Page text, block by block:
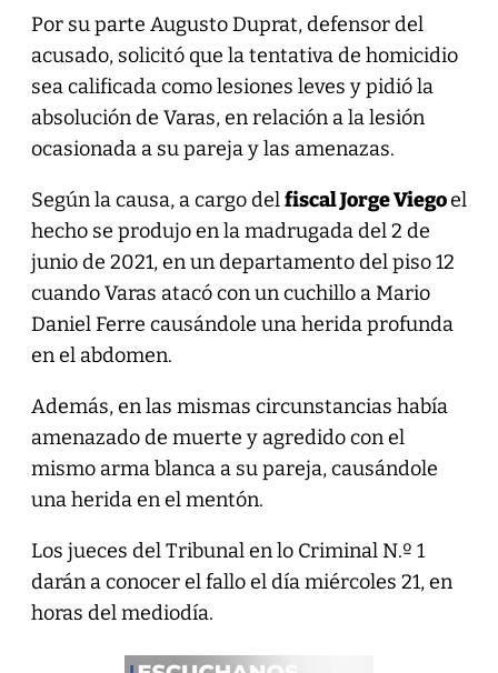
Por su parte Augusto Duprat, defensor del
acusado, solicitó que la tentativa de homicidio
sea calificada como lesiones leves y pidió la
absolución de Varas, en relación a la lesión
ocasionada a su pareja y las amenazas.
Según la causa, a cargo delfiscal Jorge Viegoel
hecho se produjo en la madrugada del 2 de
junio de 2021, en un departamento del piso 12
cuando Varas atacó con un cuchillo a Mario
Daniel Ferre causándole una herida profunda
en el abdomen.
Además, en las mismas circunstancias había
amenazado de muerte y agredido con el
mismo arma blanca a su pareja, causándole
una herida en el mentón.
Los jueces del Tribunal en lo Criminal N.º 1
darán a conocer el fallo el día miércoles 21, en
horas del mediodía.